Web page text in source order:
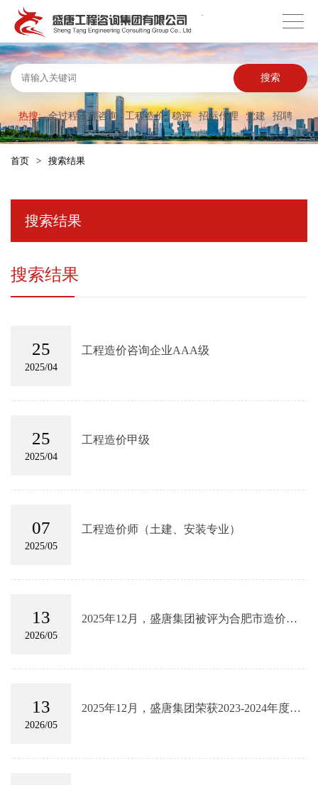
搜索
热搜: 全过程工程咨询 工程造价 稳评 招标代理 党建 招聘
首页 > 搜索结果
搜索结果
搜索结果
25
2025/04
工程造价咨询企业AAA级
25
2025/04
工程造价甲级
07
2025/05
工程造价师（土建、安装专业）
13
2026/05
2025年12月，盛唐集团被评为合肥市造价咨
13
2026/05
2025年12月，盛唐集团荣获2023-2024年度工